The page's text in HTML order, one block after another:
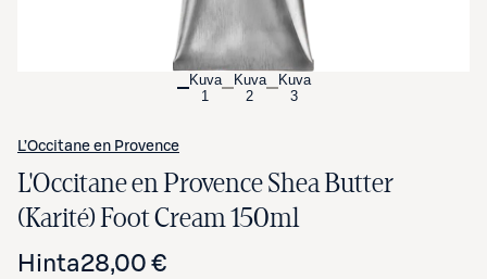
Kuva
1
Kuva
2
Kuva
3
L’Occitane en Provence
L'Occitane en Provence Shea Butter
(Karité) Foot Cream 150ml
Hinta28,00 €